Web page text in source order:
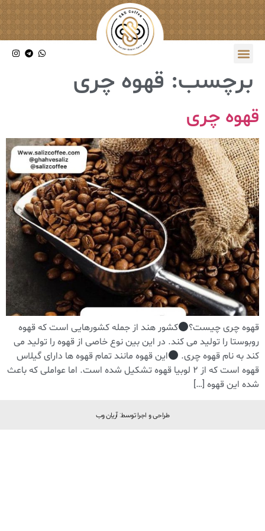
برچسب: قهوه چری
قهوه چری
قهوه چری چیست؟
کشور هند از جمله کشورهایی است که قهوه
روبوستا را تولید می کند. در این بین نوع خاصی از قهوه را تولید می
کند به نام قهوه چری.
این قهوه مانند تمام قهوه ها دارای گیلاس
قهوه است که از ۲ لوبیا قهوه تشکیل شده است. اما عواملی که باعث
شده این قهوه […]
طراحی و اجرا توسط: آریان وب